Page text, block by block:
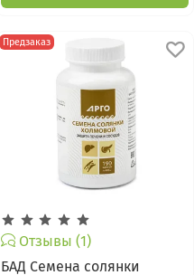
Предзаказ
Отзывы (1)
БАД Семена солянки